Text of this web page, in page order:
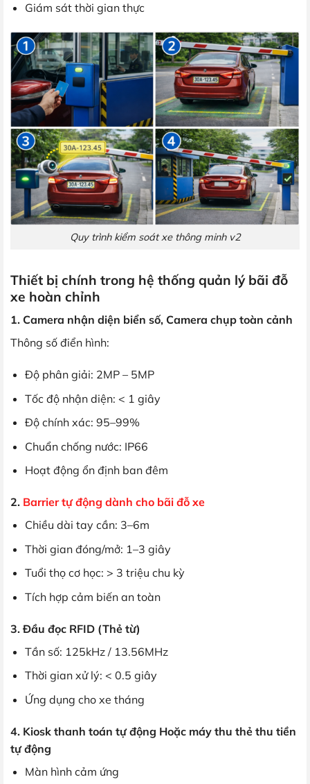
Giám sát thời gian thực
Quy trình kiểm soát xe thông minh v2
Thiết bị chính trong hệ thống quản lý bãi đỗ
xe hoàn chỉnh
1. Camera nhận diện biển số, Camera chụp toàn cảnh
Thông số điển hình:
Độ phân giải: 2MP – 5MP
Tốc độ nhận diện: < 1 giây
Độ chính xác: 95–99%
Chuẩn chống nước: IP66
Hoạt động ổn định ban đêm
2. Barrier tự động dành cho bãi đỗ xe
Chiều dài tay cần: 3–6m
Thời gian đóng/mở: 1–3 giây
Tuổi thọ cơ học: > 3 triệu chu kỳ
Tích hợp cảm biến an toàn
3. Đầu đọc RFID (Thẻ từ)
Tần số: 125kHz / 13.56MHz
Thời gian xử lý: < 0.5 giây
Ứng dụng cho xe tháng
4. Kiosk thanh toán tự động Hoặc máy thu thẻ thu tiền
tự động
Màn hình cảm ứng